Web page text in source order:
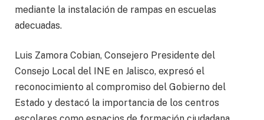
mediante la instalación de rampas en escuelas
adecuadas.
Luis Zamora Cobian, Consejero Presidente del
Consejo Local del INE en Jalisco, expresó el
reconocimiento al compromiso del Gobierno del
Estado y destacó la importancia de los centros